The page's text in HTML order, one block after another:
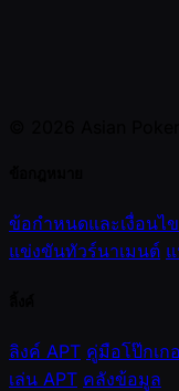
ข้อกำหนดและเงื่อนไข
แข่งขันทัวร์นาเมนต์
ลิงค์ APT คู่มือโป๊กเก
เล่น APT คลังข้อมูล